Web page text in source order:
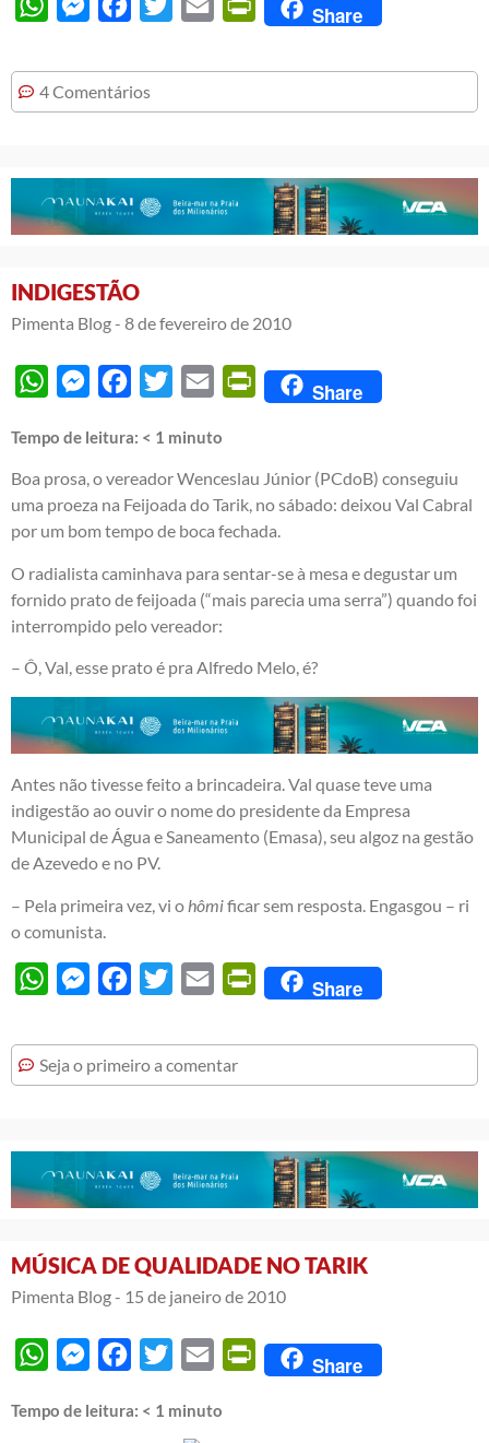
WhatsAppMessengerFacebook
Twitter Email PrintFriendly
Share
4 Comentários
INDIGESTÃO
Pimenta Blog - 8 de fevereiro de 2010
WhatsAppMessengerFacebook
Twitter Email PrintFriendly
Share
Tempo de leitura: < 1 minuto
Boa prosa, o vereador Wenceslau Júnior (PCdoB) conseguiu
uma proeza na Feijoada do Tarik, no sábado: deixou Val Cabral
por um bom tempo de boca fechada.
O radialista caminhava para sentar-se à mesa e degustar um
fornido prato de feijoada (“mais parecia uma serra”) quando foi
interrompido pelo vereador:
– Ô, Val, esse prato é pra Alfredo Melo, é?
Antes não tivesse feito a brincadeira. Val quase teve uma
indigestão ao ouvir o nome do presidente da Empresa
Municipal de Água e Saneamento (Emasa), seu algoz na gestão
de Azevedo e no PV.
– Pela primeira vez, vi ohômificar sem resposta. Engasgou – ri
o comunista.
WhatsAppMessengerFacebook
Twitter Email PrintFriendly
Share
Seja o primeiro a comentar
MÚSICA DE QUALIDADE NO TARIK
Pimenta Blog - 15 de janeiro de 2010
WhatsAppMessengerFacebook
Twitter Email PrintFriendly
Share
Tempo de leitura: < 1 minuto